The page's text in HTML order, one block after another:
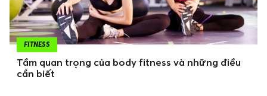
FITNESS
Tầm quan trọng của body fitness và những điều
cần biết